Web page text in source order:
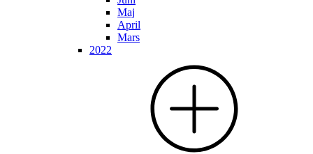
Maj
April
Mars
2022